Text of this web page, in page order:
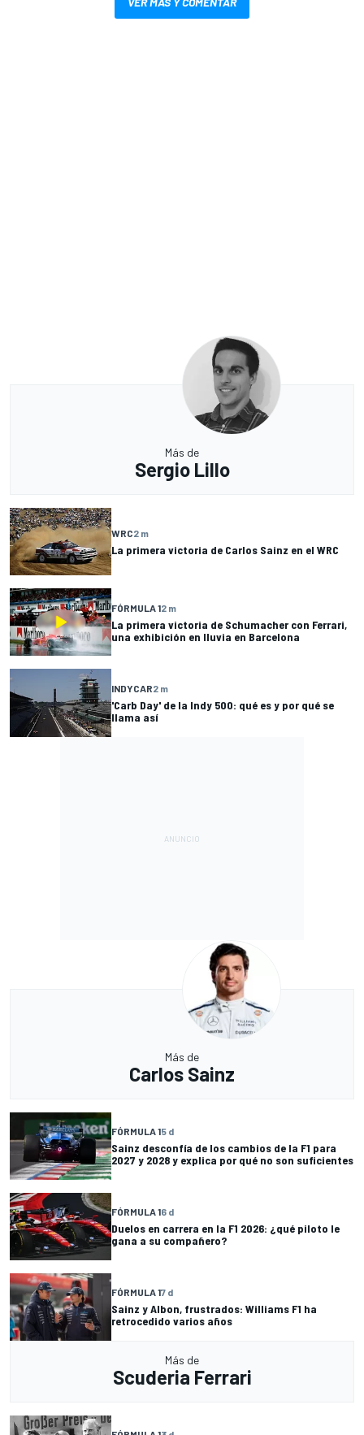
Más de
Sergio Lillo
WRC2 m
La primera victoria de Carlos Sainz en el WRC
FÓRMULA 12 m
La primera victoria de Schumacher con Ferrari,
una exhibición en lluvia en Barcelona
INDYCAR2 m
'Carb Day' de la Indy 500: qué es y por qué se
llama así
Más de
Carlos Sainz
FÓRMULA 15 d
Sainz desconfía de los cambios de la F1 para
2027 y 2028 y explica por qué no son suficientes
FÓRMULA 16 d
Duelos en carrera en la F1 2026: ¿qué piloto le
gana a su compañero?
FÓRMULA 17 d
Sainz y Albon, frustrados: Williams F1 ha
retrocedido varios años
Más de
Scuderia Ferrari